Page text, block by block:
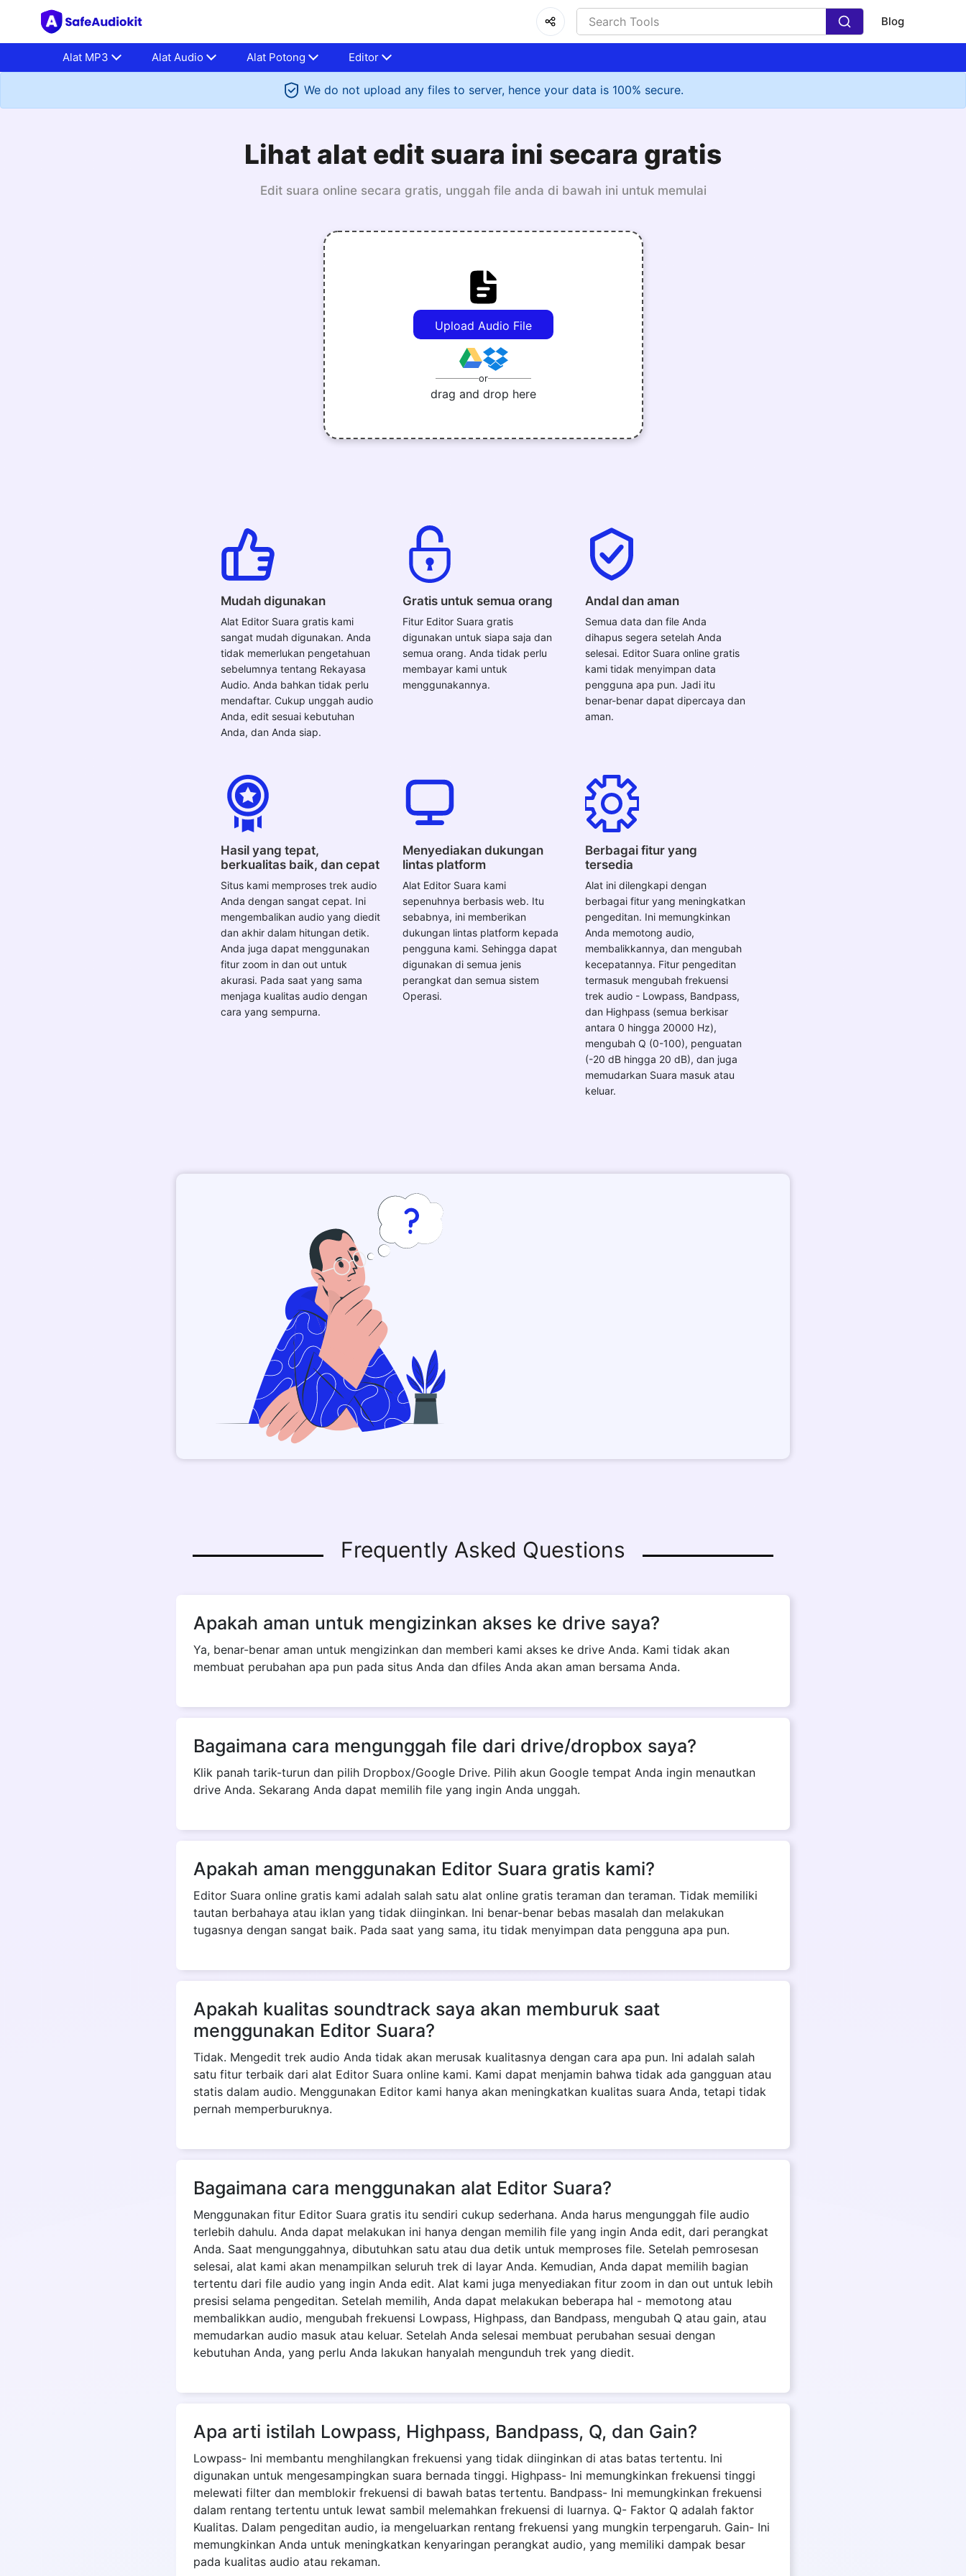
Blog
Copy Link
Alat MP3 Alat Audio Alat Potong Editor
We do not upload any files to server, hence your data is 100% secure.
Lihat alat edit suara ini secara gratis
Edit suara online secara gratis, unggah file anda di bawah ini untuk memulai
Upload Audio File
or
drag and drop here
Mudah digunakan
Alat Editor Suara gratis kami
sangat mudah digunakan. Anda
tidak memerlukan pengetahuan
sebelumnya tentang Rekayasa
Audio. Anda bahkan tidak perlu
mendaftar. Cukup unggah audio
Anda, edit sesuai kebutuhan
Anda, dan Anda siap.
Gratis untuk semua orang
Fitur Editor Suara gratis
digunakan untuk siapa saja dan
semua orang. Anda tidak perlu
membayar kami untuk
menggunakannya.
Andal dan aman
Semua data dan file Anda
dihapus segera setelah Anda
selesai. Editor Suara online gratis
kami tidak menyimpan data
pengguna apa pun. Jadi itu
benar-benar dapat dipercaya dan
aman.
Hasil yang tepat,
berkualitas baik, dan cepat
Situs kami memproses trek audio
Anda dengan sangat cepat. Ini
mengembalikan audio yang diedit
dan akhir dalam hitungan detik.
Anda juga dapat menggunakan
fitur zoom in dan out untuk
akurasi. Pada saat yang sama
menjaga kualitas audio dengan
cara yang sempurna.
Menyediakan dukungan
lintas platform
Alat Editor Suara kami
sepenuhnya berbasis web. Itu
sebabnya, ini memberikan
dukungan lintas platform kepada
pengguna kami. Sehingga dapat
digunakan di semua jenis
perangkat dan semua sistem
Operasi.
Berbagai fitur yang
tersedia
Alat ini dilengkapi dengan
berbagai fitur yang meningkatkan
pengeditan. Ini memungkinkan
Anda memotong audio,
membalikkannya, dan mengubah
kecepatannya. Fitur pengeditan
termasuk mengubah frekuensi
trek audio - Lowpass, Bandpass,
dan Highpass (semua berkisar
antara 0 hingga 20000 Hz),
mengubah Q (0-100), penguatan
(-20 dB hingga 20 dB), dan juga
memudarkan Suara masuk atau
keluar.
Frequently Asked Questions
Apakah aman untuk mengizinkan akses ke drive saya?
Ya, benar-benar aman untuk mengizinkan dan memberi kami akses ke drive Anda. Kami tidak akan
membuat perubahan apa pun pada situs Anda dan dfiles Anda akan aman bersama Anda.
Bagaimana cara mengunggah file dari drive/dropbox saya?
Klik panah tarik-turun dan pilih Dropbox/Google Drive. Pilih akun Google tempat Anda ingin menautkan
drive Anda. Sekarang Anda dapat memilih file yang ingin Anda unggah.
Apakah aman menggunakan Editor Suara gratis kami?
Editor Suara online gratis kami adalah salah satu alat online gratis teraman dan teraman. Tidak memiliki
tautan berbahaya atau iklan yang tidak diinginkan. Ini benar-benar bebas masalah dan melakukan
tugasnya dengan sangat baik. Pada saat yang sama, itu tidak menyimpan data pengguna apa pun.
Apakah kualitas soundtrack saya akan memburuk saat
menggunakan Editor Suara?
Tidak. Mengedit trek audio Anda tidak akan merusak kualitasnya dengan cara apa pun. Ini adalah salah
satu fitur terbaik dari alat Editor Suara online kami. Kami dapat menjamin bahwa tidak ada gangguan atau
statis dalam audio. Menggunakan Editor kami hanya akan meningkatkan kualitas suara Anda, tetapi tidak
pernah memperburuknya.
Bagaimana cara menggunakan alat Editor Suara?
Menggunakan fitur Editor Suara gratis itu sendiri cukup sederhana. Anda harus mengunggah file audio
terlebih dahulu. Anda dapat melakukan ini hanya dengan memilih file yang ingin Anda edit, dari perangkat
Anda. Saat mengunggahnya, dibutuhkan satu atau dua detik untuk memproses file. Setelah pemrosesan
selesai, alat kami akan menampilkan seluruh trek di layar Anda. Kemudian, Anda dapat memilih bagian
tertentu dari file audio yang ingin Anda edit. Alat kami juga menyediakan fitur zoom in dan out untuk lebih
presisi selama pengeditan. Setelah memilih, Anda dapat melakukan beberapa hal - memotong atau
membalikkan audio, mengubah frekuensi Lowpass, Highpass, dan Bandpass, mengubah Q atau gain, atau
memudarkan audio masuk atau keluar. Setelah Anda selesai membuat perubahan sesuai dengan
kebutuhan Anda, yang perlu Anda lakukan hanyalah mengunduh trek yang diedit.
Apa arti istilah Lowpass, Highpass, Bandpass, Q, dan Gain?
Lowpass- Ini membantu menghilangkan frekuensi yang tidak diinginkan di atas batas tertentu. Ini
digunakan untuk mengesampingkan suara bernada tinggi. Highpass- Ini memungkinkan frekuensi tinggi
melewati filter dan memblokir frekuensi di bawah batas tertentu. Bandpass- Ini memungkinkan frekuensi
dalam rentang tertentu untuk lewat sambil melemahkan frekuensi di luarnya. Q- Faktor Q adalah faktor
Kualitas. Dalam pengeditan audio, ia mengeluarkan rentang frekuensi yang mungkin terpengaruh. Gain- Ini
memungkinkan Anda untuk meningkatkan kenyaringan perangkat audio, yang memiliki dampak besar
pada kualitas audio atau rekaman.